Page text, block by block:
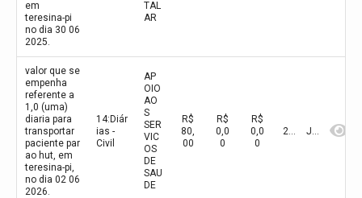
em
teresina-pi
no dia 30 06
2025.
TAL
AR
valor que se
empenha
referente a
1,0 (uma)
diaria para
transportar
paciente par
ao hut, em
teresina-pi,
no dia 02 06
2026.
14:Diár
ias -
Civil
AP
OIO
AO
S
SER
VIC
OS
DE
SAU
DE
R$
80,
00
R$
0,0
0
R$
0,0
0
2026 Junho